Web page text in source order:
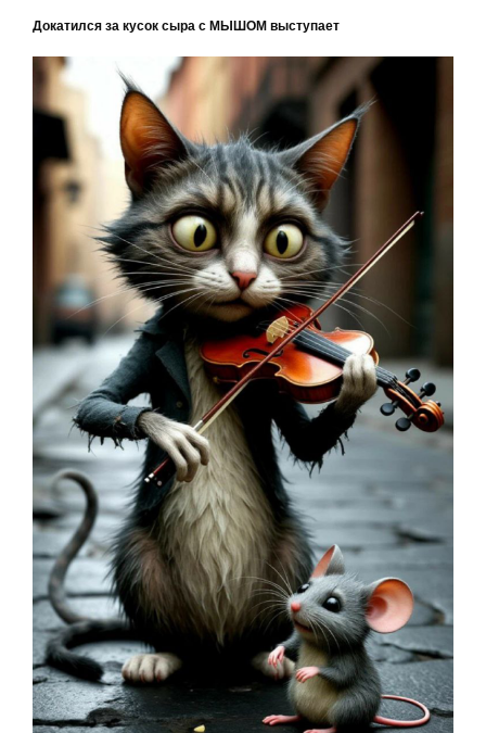
Докатился за кусок сыра с МЫШОМ выступает